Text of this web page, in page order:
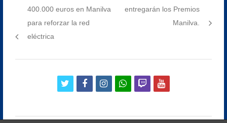
entradas
post:
400.000 euros en Manilva
para reforzar la red
eléctrica
post:
entregarán los Premios
Manilva.
twitterfacebookinstagramwhatsapp
twitchyoutube